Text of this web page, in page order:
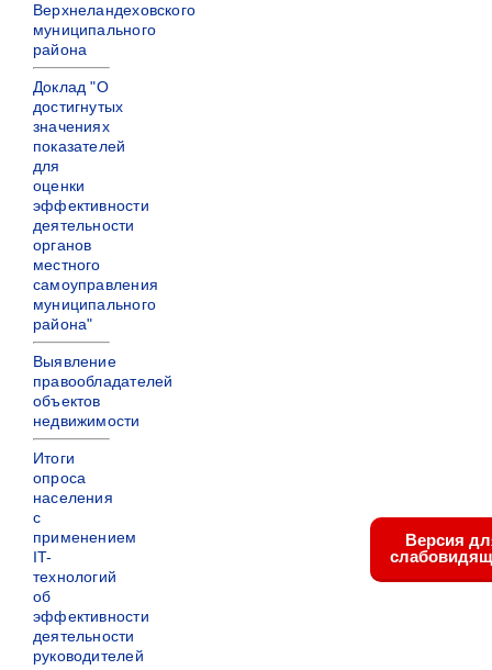
Верхнеландеховского
муниципального
района
Доклад "О
достигнутых
значениях
показателей
для
оценки
эффективности
деятельности
органов
местного
самоуправления
муниципального
района"
Выявление
правообладателей
объектов
недвижимости
Итоги
опроса
населения
с
применением
IT-
технологий
об
эффективности
деятельности
руководителей
Версия